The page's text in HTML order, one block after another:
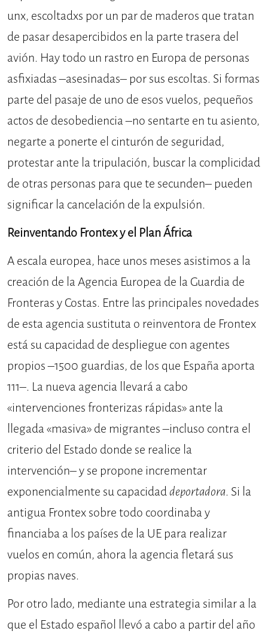
unx, escoltadxs por un par de maderos que tratan
de pasar desapercibidos en la parte trasera del
avión. Hay todo un rastro en Europa de personas
asfixiadas –asesinadas– por sus escoltas. Si formas
parte del pasaje de uno de esos vuelos, pequeños
actos de desobediencia –no sentarte en tu asiento,
negarte a ponerte el cinturón de seguridad,
protestar ante la tripulación, buscar la complicidad
de otras personas para que te secunden– pueden
significar la cancelación de la expulsión.
Reinventando Frontex y el Plan África
A escala europea, hace unos meses asistimos a la
creación de la Agencia Europea de la Guardia de
Fronteras y Costas. Entre las principales novedades
de esta agencia sustituta o reinventora de Frontex
está su capacidad de despliegue con agentes
propios –1500 guardias, de los que España aporta
111–. La nueva agencia llevará a cabo
«intervenciones fronterizas rápidas» ante la
llegada «masiva» de migrantes –incluso contra el
criterio del Estado donde se realice la
intervención– y se propone incrementar
exponencialmente su capacidaddeportadora. Si la
antigua Frontex sobre todo coordinaba y
financiaba a los países de la UE para realizar
vuelos en común, ahora la agencia fletará sus
propias naves.
Por otro lado, mediante una estrategia similar a la
que el Estado español llevó a cabo a partir del año